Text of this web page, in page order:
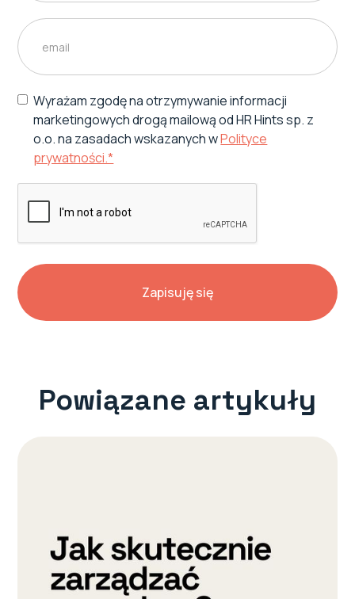
Wyrażam zgodę na otrzymywanie informacji
marketingowych drogą mailową od HR Hints sp. z
o.o. na zasadach wskazanych wPolityce
prywatności.*
Powiązane artykuły